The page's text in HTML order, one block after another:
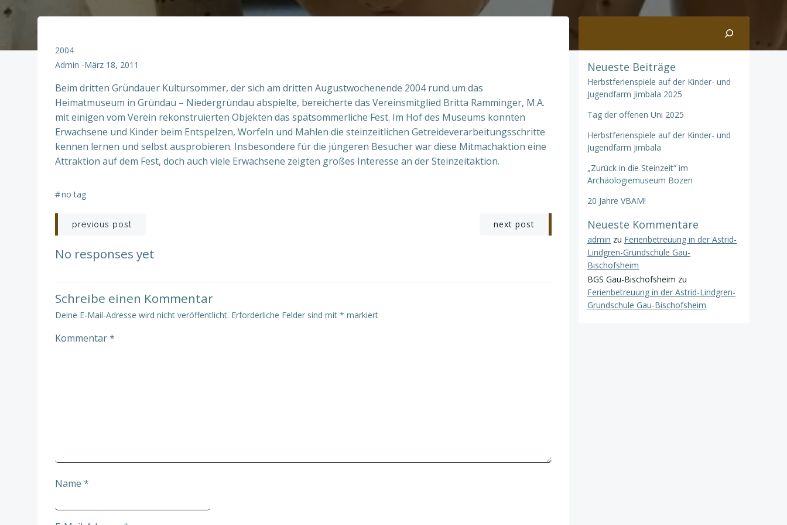
2004
Admin -März 18, 2011
Beim dritten Gründauer Kultursommer, der sich am dritten Augustwochenende 2004 rund um das
Heimatmuseum in Gründau – Niedergründau abspielte, bereicherte das Vereinsmitglied Britta Ramminger, M.A.
mit einigen vom Verein rekonstruierten Objekten das spätsommerliche Fest. Im Hof des Museums konnten
Erwachsene und Kinder beim Entspelzen, Worfeln und Mahlen die steinzeitlichen Getreideverarbeitungsschritte
kennen lernen und selbst ausprobieren. Insbesondere für die jüngeren Besucher war diese Mitmachaktion eine
Attraktion auf dem Fest, doch auch viele Erwachsene zeigten großes Interesse an der Steinzeitaktion.
#no tag
Post
navigation
previous post next post
No responses yet
Schreibe einen Kommentar
Deine E-Mail-Adresse wird nicht veröffentlicht. Erforderliche Felder sind mit * markiert
Kommentar*
Name *
Suchen
Neueste Beiträge
Herbstferienspiele auf der Kinder- und
Jugendfarm Jimbala 2025
Tag der offenen Uni 2025
Herbstferienspiele auf der Kinder- und
Jugendfarm Jimbala
„Zurück in die Steinzeit“ im
Archäologiemuseum Bozen
20 Jahre VBAM!
Neueste Kommentare
admin zu Ferienbetreuung in der Astrid-
Lindgren-Grundschule Gau-
Bischofsheim
BGS Gau-Bischofsheim zu
Ferienbetreuung in der Astrid-Lindgren-
Grundschule Gau-Bischofsheim